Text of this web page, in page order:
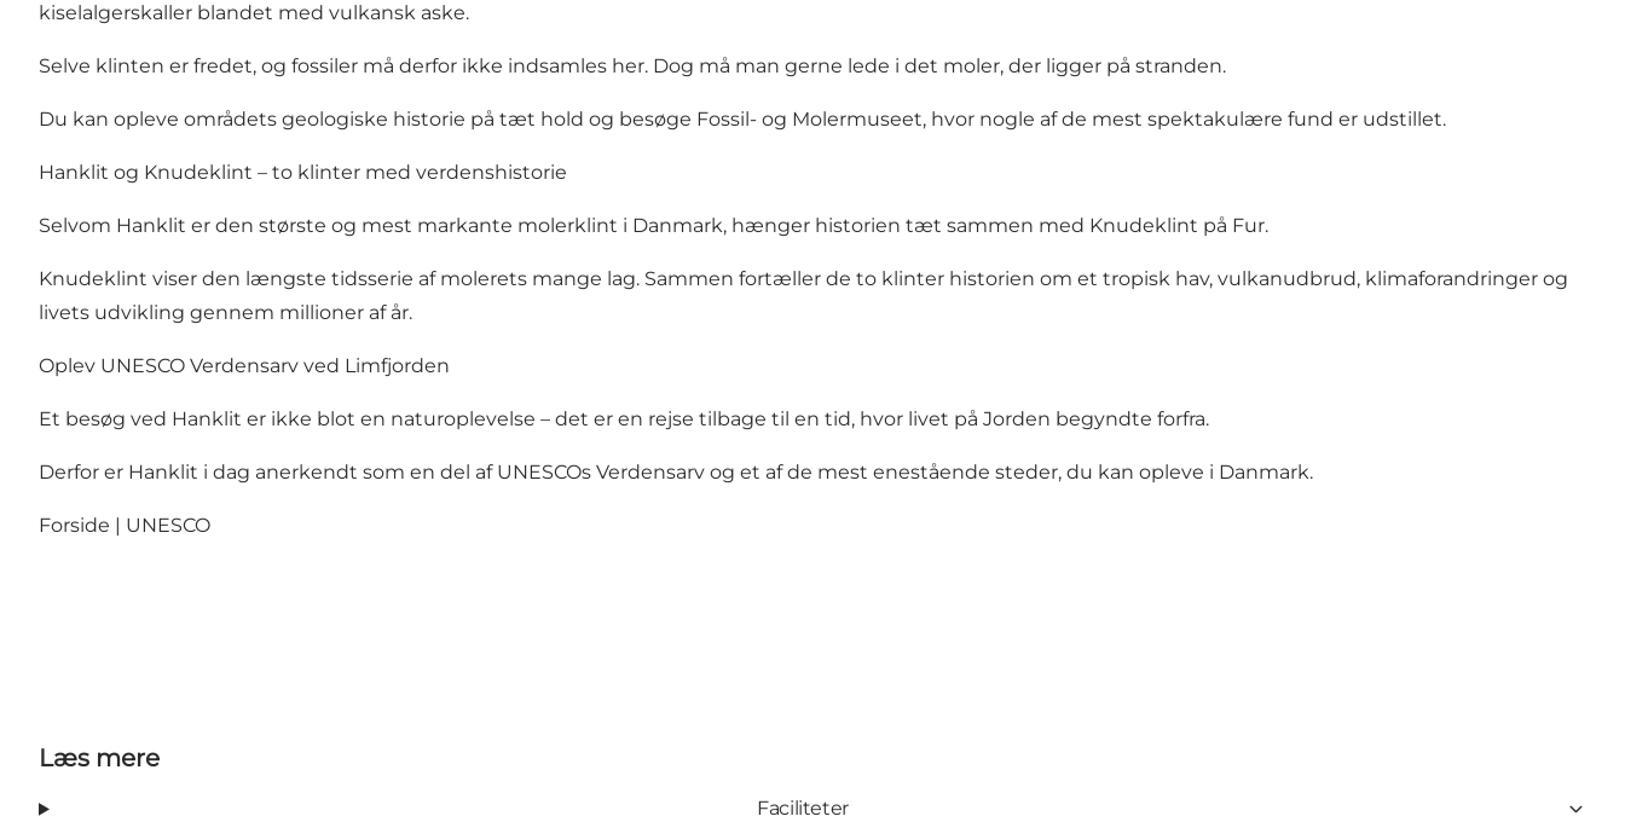
kiselalgerskaller blandet med vulkansk aske.
Selve klinten er fredet, og fossiler må derfor ikke indsamles her. Dog må man gerne lede i det moler, der ligger på stranden.
Du kan opleve områdets geologiske historie på tæt hold og besøge Fossil- og Molermuseet, hvor nogle af de mest spektakulære fund er udstillet.
Hanklit og Knudeklint – to klinter med verdenshistorie
Selvom Hanklit er den største og mest markante molerklint i Danmark, hænger historien tæt sammen med Knudeklint på Fur.
Knudeklint viser den længste tidsserie af molerets mange lag. Sammen fortæller de to klinter historien om et tropisk hav, vulkanudbrud, klimaforandringer og
livets udvikling gennem millioner af år.
Oplev UNESCO Verdensarv ved Limfjorden
Et besøg ved Hanklit er ikke blot en naturoplevelse – det er en rejse tilbage til en tid, hvor livet på Jorden begyndte forfra.
Derfor er Hanklit i dag anerkendt som en del af UNESCOs Verdensarv og et af de mest enestående steder, du kan opleve i Danmark.
Forside | UNESCO
Læs mere
Faciliteter